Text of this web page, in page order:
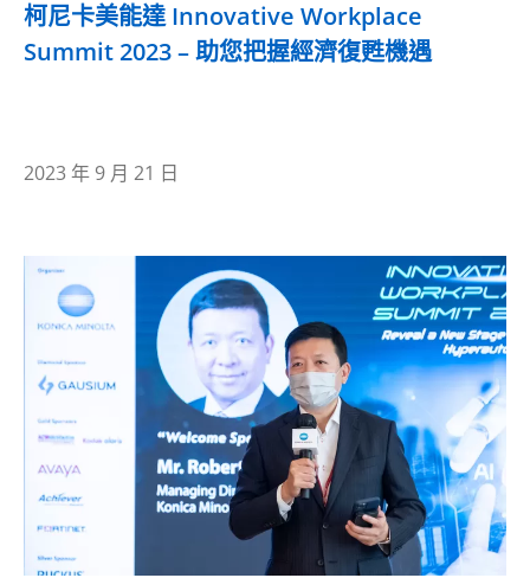
柯尼卡美能達 Innovative Workplace
Summit 2023 – 助您把握經濟復甦機遇
2023 年 9 月 21 日